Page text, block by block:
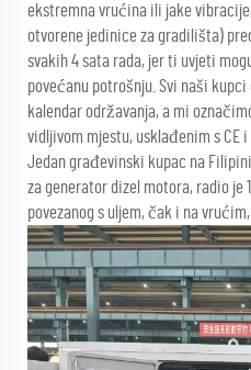
ekstremna vrućina ili jake
otvorene jedinice za gradilišta)
svakih 4 sata rada, jer ti uvjeti
povećanu potrošnju. Svi naši
kalendar održavanja, a mi
vidljivom mjestu, usklađenim s CE
Jedan građevinski kupac na
za generator dizel motora, radio je
povezanog s uljem, čak i na